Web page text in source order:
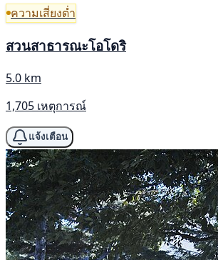
ความเสี่ยงต่ำ
สวนสาธารณะโอโดริ
5.0 km
1,705 เหตุการณ์
แจ้งเตือน